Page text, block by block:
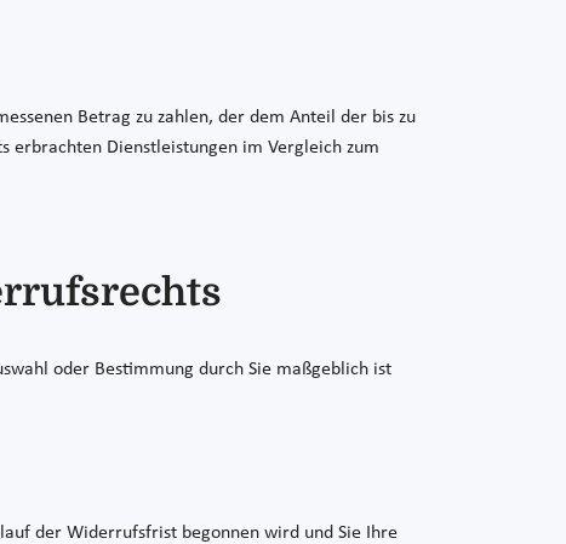
Betrag zu zahlen, der dem Anteil der bis zu
erbrachten Dienstleistungen im Vergleich zum
oder Bestimmung durch Sie maßgeblich ist
der Widerrufsfrist begonnen wird und Sie Ihre